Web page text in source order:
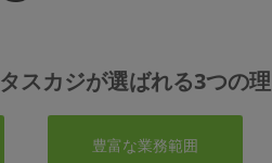
タスカジが選ばれる3つの
豊富な業務範囲